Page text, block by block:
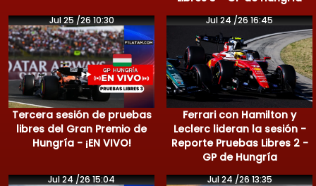
Jul 25 /26 10:30
Tercera sesión de pruebas
libres del Gran Premio de
Hungría - ¡EN VIVO!
Jul 24 /26 16:45
Ferrari con Hamilton y
Leclerc lideran la sesión -
Reporte Pruebas Libres 2 -
GP de Hungría
Jul 24 /26 15:04 Jul 24 /26 13:35